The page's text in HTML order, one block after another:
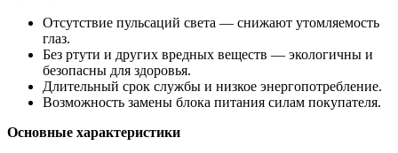
Отсутствие пульсаций света — снижают утомляемость
глаз.
Без ртути и других вредных веществ — экологичны и
безопасны для здоровья.
Длительный срок службы и низкое энергопотребление.
Возможность замены блока питания силам покупателя.
Основные характеристики